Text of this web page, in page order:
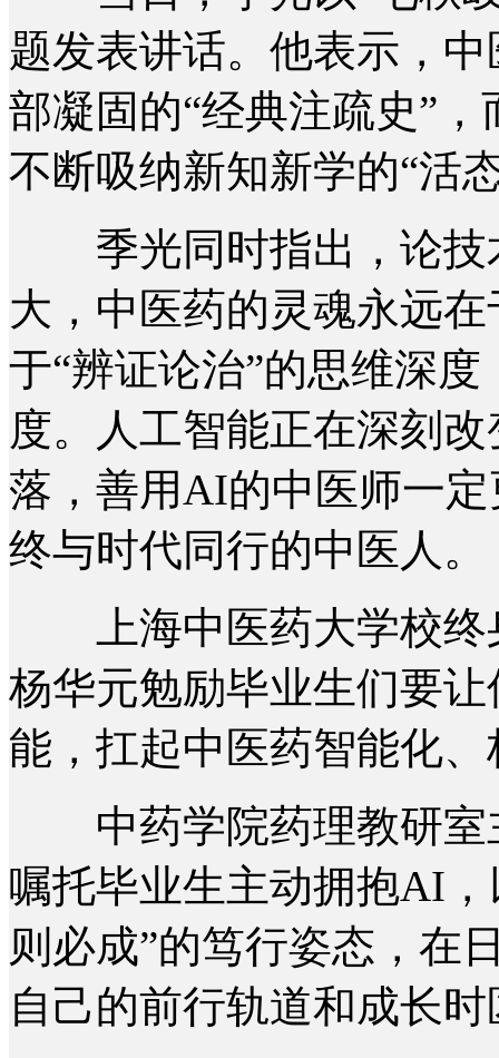
题发表讲话。他表示，
部凝固的“经典注疏史”
不断吸纳新知新学的“活
季光同时指出，论技
大，中医药的灵魂永远
于“辨证论治”的思维深
度。人工智能正在深刻
落，善用AI的中医师一
终与时代同行的中医人。
上海中医药大学校终
杨华元勉励毕业生们要
能，扛起中医药智能化
中药学院药理教研室
嘱托毕业生主动拥抱AI
则必成”的笃行姿态，在
自己的前行轨道和成长时